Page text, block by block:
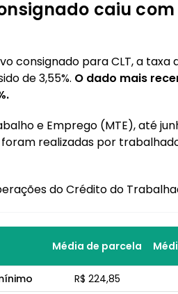
caiu
consignado para CLT, a
de 3,55%. O dado mais
e Emprego (MTE), até
realizadas por
do Crédito do
Média de parcela
R$ 224,85